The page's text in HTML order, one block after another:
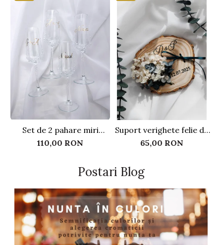
Set de 2 pahare miri
personalizate, cu perle
110,00 RON
Suport verighete felie de
lemn - Flori criogenate
65,00 RON
Postari Blog